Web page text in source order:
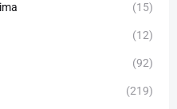
(15)
(12)
(92)
(219)